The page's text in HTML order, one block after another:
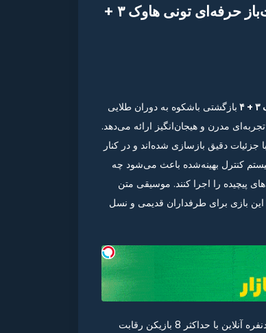
Tony Hawk’s Pro Skater 3 + 4 – بازی اسکیت‌باز حرفه‌ای تونی هاوک ۳ +
بازگشتی باشکوه به دوران طلایی
اسکیت‌بوردینگ است که با گرافیک HD، فریم‌ریت روان و پشتیبانی از HDR تجربه‌ای مدرن و هیجان‌انگیز ارائه می‌دهد.
و مراحل کلاسیک نسخه‌های 3 و 4 است که با جزئیات دقیق بازسازی شده‌اند و در کنار
کنترل بهینه‌شده باعث می‌شود چه
پیچیده را اجرا کنند. موسیقی متن
بازی برای طرفداران قدیمی و نسل
در Tony Hawk’s Pro Skater 3 + 4 شما می‌توانید در حالت تک‌نفره یا چندنفره آنلاین با حداکثر 8 بازیکن رقابت